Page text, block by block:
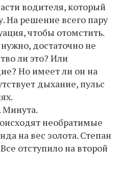
водителя, который
На решение всего пару
чтобы отомстить.
достаточно не
ли это? Или
Но имеет ли он на
дыхание, пульс
Минута.
необратимые
на вес золота. Степан
отступило на второй